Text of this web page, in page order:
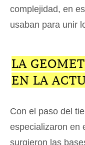
complejidad, en
usaban para unir
LA
EN LA
Con el paso del
especializaron en
surgieron las